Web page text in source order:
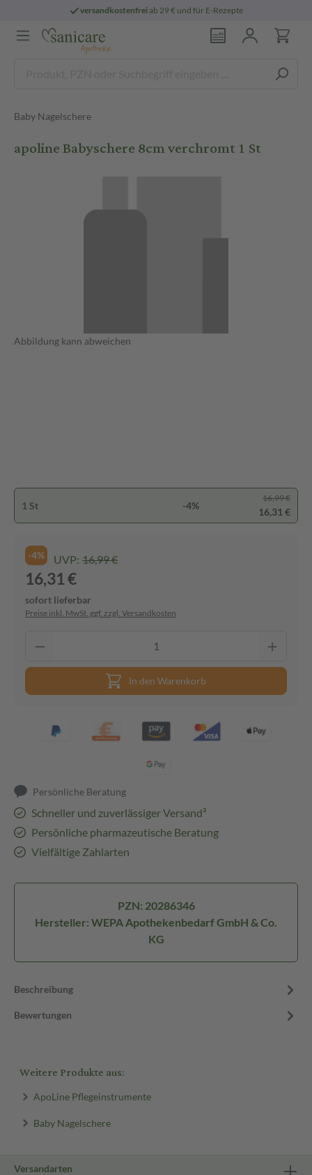
versandkostenfreiab 29 € und für E-Rezepte
Baby Nagelschere
apoline Babyschere 8cm verchromt 1 St
Abbildung kann abweichen
1 St -4%
16,99 €
16,31 €
-4% UVP: 16,99 €
16,31 €
sofort lieferbar
Preise inkl. MwSt. ggf. zzgl. Versandkosten
In den Warenkorb
Persönliche Beratung
Schneller und zuverlässiger Versand³
Persönliche pharmazeutische Beratung
Vielfältige Zahlarten
PZN: 20286346
Hersteller: WEPA Apothekenbedarf GmbH & Co.
KG
Beschreibung
Bewertungen
Weitere Produkte aus:
ApoLine Pflegeinstrumente
Baby Nagelschere
Versandarten